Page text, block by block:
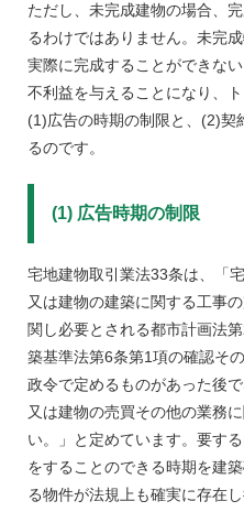
ただし、未完成建物の場合、
るわけではありません。未完
実際に完成することができな
不利益を与えることになり、
(1)広告の時期の制限と、(2)契
るのです。
(1) 広告時期の制限
宅地建物取引業法33条は、「
又は建物の建築に関する工事
関し必要とされる都市計画法
築基準法第6条第1項の確認そ
政令で定めるものがあった後
又は建物の売買その他の業務
い。」と定めています。要す
をすることのできる時期を建
る物件が法規上も確実に存在